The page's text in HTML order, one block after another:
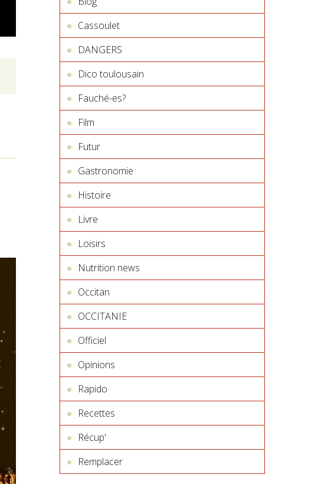
Cassoulet
DANGERS
Dico toulousain
Fauché-es?
Film
Futur
Gastronomie
Histoire
Livre
Loisirs
Nutrition news
Occitan
OCCITANIE
Officiel
Opinions
Rapido
Recettes
Récup'
Remplacer